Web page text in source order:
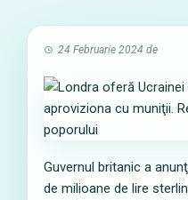
24 Februarie 2024 de
Guvernul britanic a
de milioane de lire